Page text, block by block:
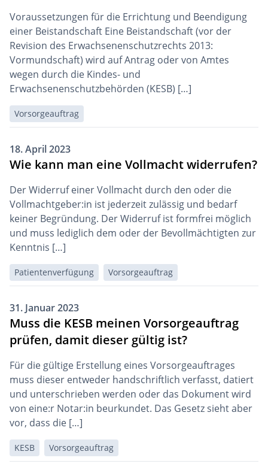
Voraussetzungen für die Errichtung und Beendigung
einer Beistandschaft Eine Beistandschaft (vor der
Revision des Erwachsenenschutzrechts 2013:
Vormundschaft) wird auf Antrag oder von Amtes
wegen durch die Kindes- und
Erwachsenenschutzbehörden (KESB) […]
Vorsorgeauftrag
18. April 2023
Wie kann man eine Vollmacht widerrufen?
Der Widerruf einer Vollmacht durch den oder die
Vollmachtgeber:in ist jederzeit zulässig und bedarf
keiner Begründung. Der Widerruf ist formfrei möglich
und muss lediglich dem oder der Bevollmächtigten zur
Kenntnis […]
Patientenverfügung Vorsorgeauftrag
31. Januar 2023
Muss die KESB meinen Vorsorgeauftrag
prüfen, damit dieser gültig ist?
Für die gültige Erstellung eines Vorsorgeauftrages
muss dieser entweder handschriftlich verfasst, datiert
und unterschrieben werden oder das Dokument wird
von eine:r Notar:in beurkundet. Das Gesetz sieht aber
vor, dass die […]
KESB Vorsorgeauftrag